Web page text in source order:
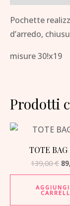
Pochette
d’arredo,
misure 30!x19
Prodotti
TOTE BAG
139,00€
Il